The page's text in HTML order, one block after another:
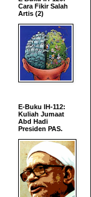
Cara Fikir Salah
Artis (2)
E-Buku IH-112:
Kuliah Jumaat
Abd Hadi
Presiden PAS.